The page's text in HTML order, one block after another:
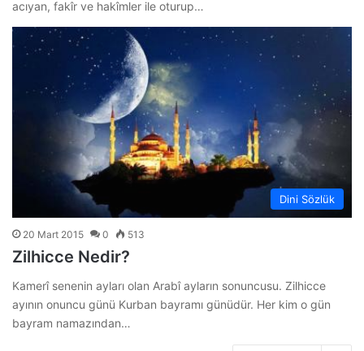
acıyan, fakîr ve hakîmler ile oturup…
Dini Sözlük
20 Mart 2015 0 513
Zilhicce Nedir?
Kamerî senenin ayları olan Arabî ayların sonuncusu. Zilhicce
ayının onuncu günü Kurban bayramı günüdür. Her kim o gün
bayram namazından…